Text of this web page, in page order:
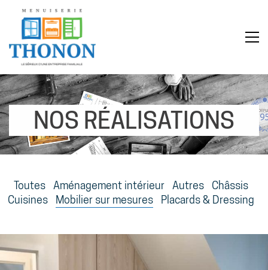
NOS RÉALISATIONS
Toutes Aménagement intérieur Autres
Châssis
Cuisines
Mobilier sur mesures Placards & Dressing